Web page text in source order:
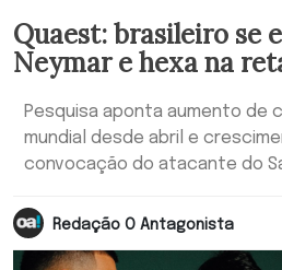
Quaest: brasileiro se
Neymar e hexa na
Pesquisa aponta aumento de
mundial desde abril e
convocação do atacante do
Redação O Antagonista